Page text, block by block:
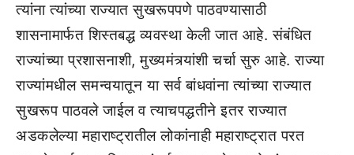
त्यांना त्यांच्या राज्यात सुखरूपपणे पाठवण्यासाठी
शासनामार्फत शिस्तबद्ध व्यवस्था केली जात आहे. संबंधित
राज्यांच्या प्रशासनाशी, मुख्यमंत्र्यांशी चर्चा सुरु आहे. राज्या
राज्यांमधील समन्वयातून या सर्व बांधवांना त्यांच्या राज्यात
सुखरूप पाठवले जाईल व त्याचपद्धतीने इतर राज्यात
अडकलेल्या महाराष्ट्रातील लोकांनाही महाराष्ट्रात परत